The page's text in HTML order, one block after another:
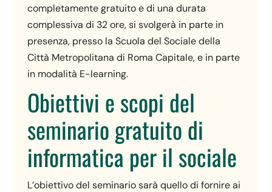
completamente gratuito e di una durata
complessiva di 32 ore, si svolgerà in parte in
presenza, presso la Scuola del Sociale della
Città Metropolitana di Roma Capitale, e in parte
in modalità E-learning.
Obiettivi e scopi del
seminario gratuito di
informatica per il sociale
L’obiettivo del seminario sarà quello di fornire ai